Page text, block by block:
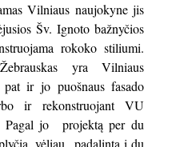
Vilniaus naujokyne jis
Šv. Ignoto bažnyčios
rokoko stiliumi.
yra Vilniaus
pat ir jo puošnaus fasado
ir rekonstruojant VU
Pagal jo projektą per du
vėliau padalinta į du